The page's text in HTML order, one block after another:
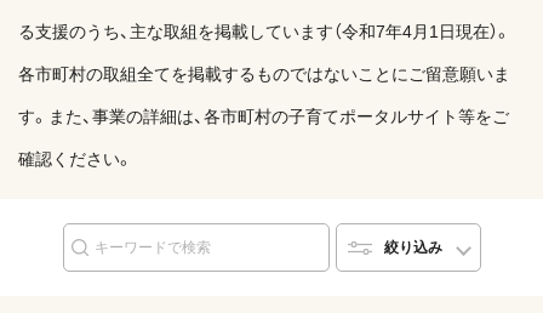
る支援のうち、主な取組を掲載しています（令和7年4月1日現在）。
各市町村の取組全てを掲載するものではないことにご留意願いま
す。また、事業の詳細は、各市町村の子育てポータルサイト等をご
確認ください。
絞り込み